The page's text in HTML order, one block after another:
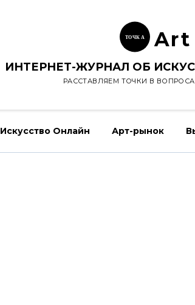
ТОЧК А Art
ИНТЕРНЕТ-ЖУРНАЛ ОБ
РАССТАВЛЯЕМ ТОЧКИ В
Искусство Онлайн Арт-рынок